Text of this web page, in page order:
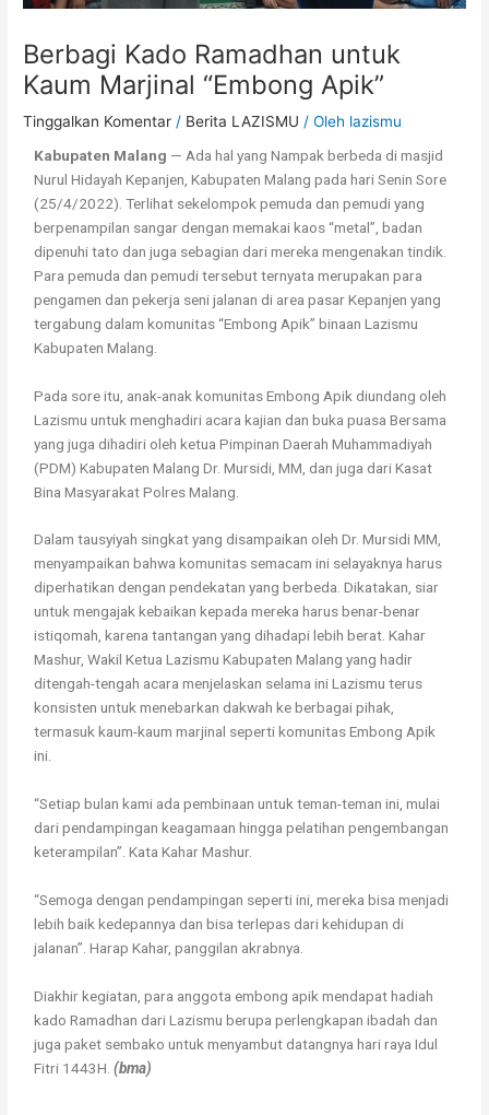
Berbagi Kado Ramadhan untuk
Kaum Marjinal “Embong Apik”
Tinggalkan Komentar / Berita LAZISMU / Oleh lazismu
Kabupaten Malang — Ada hal yang Nampak berbeda di masjid
Nurul Hidayah Kepanjen, Kabupaten Malang pada hari Senin Sore
(25/4/2022). Terlihat sekelompok pemuda dan pemudi yang
berpenampilan sangar dengan memakai kaos “metal”, badan
dipenuhi tato dan juga sebagian dari mereka mengenakan tindik.
Para pemuda dan pemudi tersebut ternyata merupakan para
pengamen dan pekerja seni jalanan di area pasar Kepanjen yang
tergabung dalam komunitas “Embong Apik” binaan Lazismu
Kabupaten Malang.
Pada sore itu, anak-anak komunitas Embong Apik diundang oleh
Lazismu untuk menghadiri acara kajian dan buka puasa Bersama
yang juga dihadiri oleh ketua Pimpinan Daerah Muhammadiyah
(PDM) Kabupaten Malang Dr. Mursidi, MM, dan juga dari Kasat
Bina Masyarakat Polres Malang.
Dalam tausyiyah singkat yang disampaikan oleh Dr. Mursidi MM,
menyampaikan bahwa komunitas semacam ini selayaknya harus
diperhatikan dengan pendekatan yang berbeda. Dikatakan, siar
untuk mengajak kebaikan kepada mereka harus benar-benar
istiqomah, karena tantangan yang dihadapi lebih berat. Kahar
Mashur, Wakil Ketua Lazismu Kabupaten Malang yang hadir
ditengah-tengah acara menjelaskan selama ini Lazismu terus
konsisten untuk menebarkan dakwah ke berbagai pihak,
termasuk kaum-kaum marjinal seperti komunitas Embong Apik
ini.
“Setiap bulan kami ada pembinaan untuk teman-teman ini, mulai
dari pendampingan keagamaan hingga pelatihan pengembangan
keterampilan”. Kata Kahar Mashur.
“Semoga dengan pendampingan seperti ini, mereka bisa menjadi
lebih baik kedepannya dan bisa terlepas dari kehidupan di
jalanan”. Harap Kahar, panggilan akrabnya.
Diakhir kegiatan, para anggota embong apik mendapat hadiah
kado Ramadhan dari Lazismu berupa perlengkapan ibadah dan
juga paket sembako untuk menyambut datangnya hari raya Idul
Fitri 1443H.(bma)